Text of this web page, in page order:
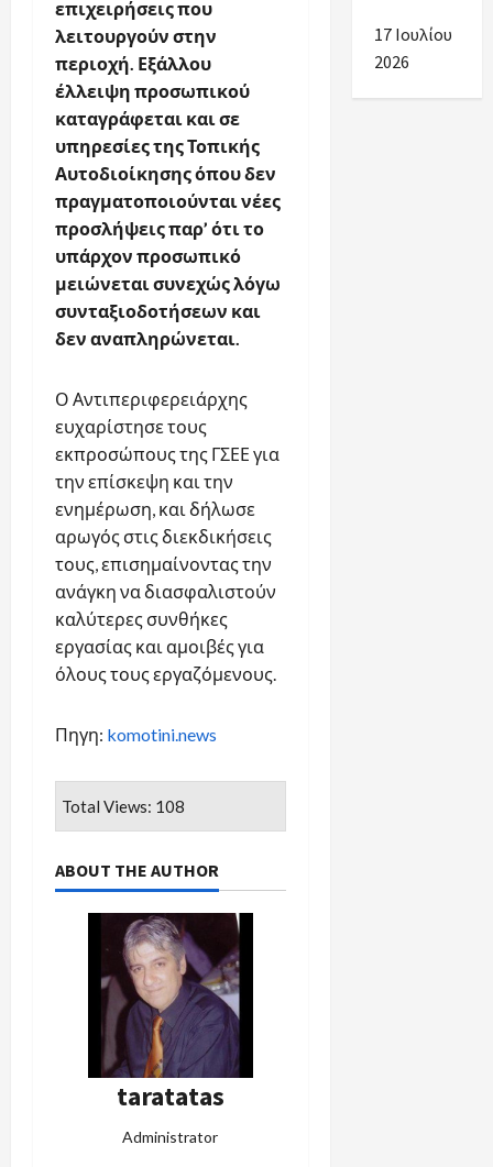
επιχειρήσεις που
λειτουργούν στην
περιοχή. Εξάλλου
έλλειψη προσωπικού
καταγράφεται και σε
υπηρεσίες της Τοπικής
Αυτοδιοίκησης όπου δεν
πραγματοποιούνται νέες
προσλήψεις παρ’ ότι το
υπάρχον προσωπικό
μειώνεται συνεχώς λόγω
συνταξιοδοτήσεων και
δεν αναπληρώνεται.
Ο Αντιπεριφερειάρχης
ευχαρίστησε τους
εκπροσώπους της ΓΣΕΕ για
την επίσκεψη και την
ενημέρωση, και δήλωσε
αρωγός στις διεκδικήσεις
τους, επισημαίνοντας την
ανάγκη να διασφαλιστούν
καλύτερες συνθήκες
εργασίας και αμοιβές για
όλους τους εργαζόμενους.
Πηγη: komotini.news
Total Views: 108
ABOUT THE AUTHOR
taratatas
Administrator
17 Ιουλίου
2026